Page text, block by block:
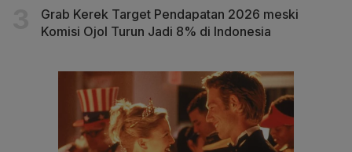
Grab Kerek Target Pendapatan 2026 meski
Komisi Ojol Turun Jadi 8% di Indonesia